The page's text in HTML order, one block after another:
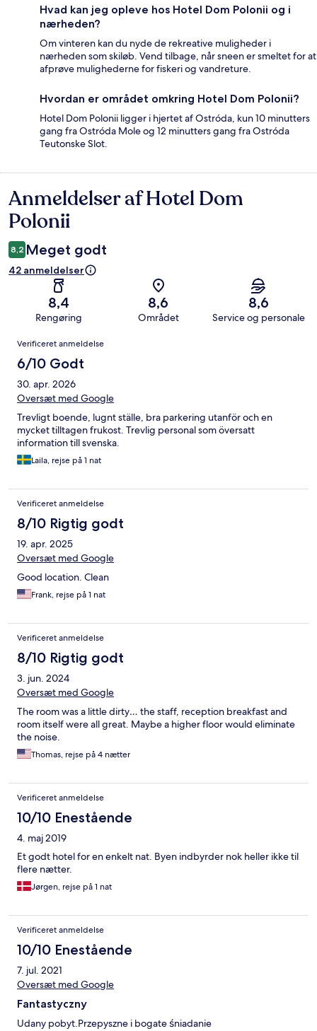
Hvad kan jeg opleve hos Hotel Dom Polonii og i
nærheden?
Om vinteren kan du nyde de rekreative muligheder i
nærheden som skiløb. Vend tilbage, når sneen er smeltet for at
afprøve mulighederne for fiskeri og vandreture.
Hvordan er området omkring Hotel Dom Polonii?
Hotel Dom Polonii ligger i hjertet af Ostróda, kun 10 minutters
gang fra Ostróda Mole og 12 minutters gang fra Ostróda
Teutonske Slot.
Anmeldelser
Anmeldelser af Hotel Dom
Polonii
8,2 Meget godt
42 anmeldelser
8,4
Rengøring
8,6
Området
8,6
Service og personale
Anmeldelser
Verificeret anmeldelse
6/10 Godt
30. apr. 2026
Oversæt med Google
Trevligt boende, lugnt ställe, bra parkering utanför och en
mycket tilltagen frukost. Trevlig personal som översatt
information till svenska.
Laila, rejse på 1 nat
Verificeret anmeldelse
8/10 Rigtig godt
19. apr. 2025
Oversæt med Google
Good location. Clean
Frank, rejse på 1 nat
Verificeret anmeldelse
8/10 Rigtig godt
3. jun. 2024
Oversæt med Google
The room was a little dirty… the staff, reception breakfast and
room itself were all great. Maybe a higher floor would eliminate
the noise.
Thomas, rejse på 4 nætter
Verificeret anmeldelse
10/10 Enestående
4. maj 2019
Et godt hotel for en enkelt nat. Byen indbyrder nok heller ikke til
flere nætter.
Jørgen, rejse på 1 nat
Verificeret anmeldelse
10/10 Enestående
7. jul. 2021
Oversæt med Google
Fantastyczny
Udany pobyt.Przepyszne i bogate śniadanie